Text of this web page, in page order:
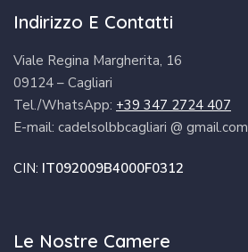
Indirizzo E Contatti
Viale Regina Margherita, 16
09124 – Cagliari
Tel./WhatsApp: +39 347 2724 407
E-mail: cadelsolbbcagliari @ gmail.com
CIN: IT092009B4000F0312
Le Nostre Camere